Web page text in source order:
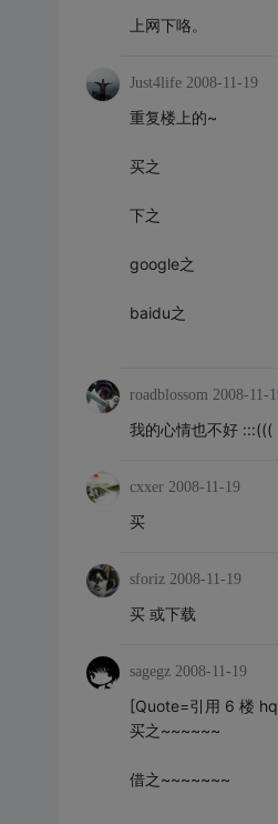
上网下咯。
Just4life 2008-11-19
重复楼上的~
买之
下之
google之
baidu之
roadblossom 2008-11-
我的心情也不好 :::(((
cxxer 2008-11-19
买
sforiz 2008-11-19
买 或下载
sagegz 2008-11-19
[Quote=引用 6 楼
买之~~~~~~
借之~~~~~~~